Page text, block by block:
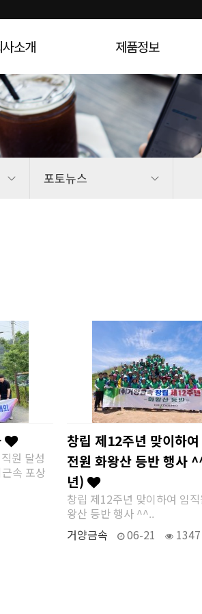
소개 제품정보
포토뉴스
원 달성
속 포상
창립 제12주년 맞이하
전원 화왕산 등반 행사
년)
창립 제12주년 맞이하여 임
왕산 등반 행사 ^^..
거양금속
06-21 1347